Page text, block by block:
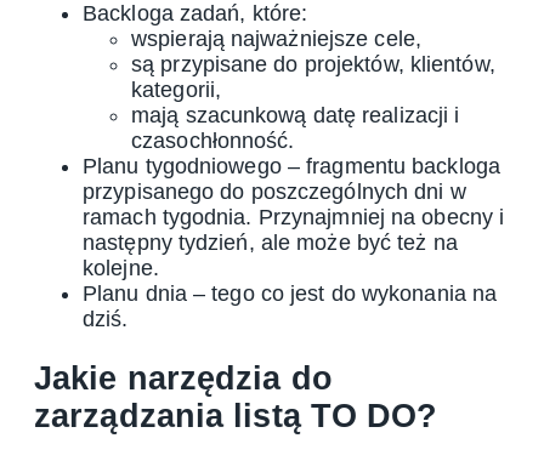
Backloga zadań, które:
wspierają najważniejsze cele,
są przypisane do projektów, klientów,
kategorii,
mają szacunkową datę realizacji i
czasochłonność.
Planu tygodniowego – fragmentu backloga
przypisanego do poszczególnych dni w
ramach tygodnia. Przynajmniej na obecny i
następny tydzień, ale może być też na
kolejne.
Planu dnia – tego co jest do wykonania na
dziś.
Jakie narzędzia do
zarządzania listą TO DO?